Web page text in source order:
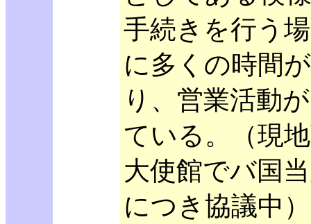
手続きを行う
に多くの時間
り、営業活動
ている。（現
大使館でバ国
につき協議中）